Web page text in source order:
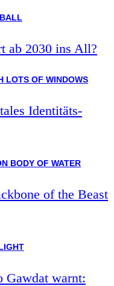
ab 2030 ins All?
Identitäts-
of the Beast
Gawdat warnt: